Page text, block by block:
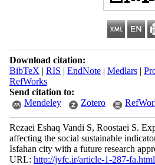
Download citation:
BibTeX | RIS | EndNote| Medlars|
RefWorks
Send citation to:
Mendeley
Zotero
Rezaei Eshaq Vandi S, Roostaei S.
affecting the social sustainable
Isfahan city with a future research
URL: http://jvfc.ir/article-1-287-fa.html